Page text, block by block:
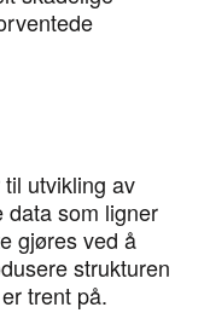
utvikling av
data som ligner
gjøres ved å
strukturen
trent på.